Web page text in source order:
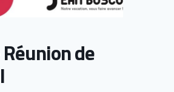
Réunion de